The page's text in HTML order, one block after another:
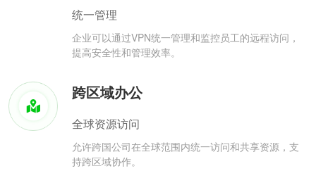
统一管理
企业可以通过VPN统一管理和监控员工的远程访问，
提高安全性和管理效率。
跨区域办公
全球资源访问
允许跨国公司在全球范围内统一访问和共享资源，支
持跨区域协作。